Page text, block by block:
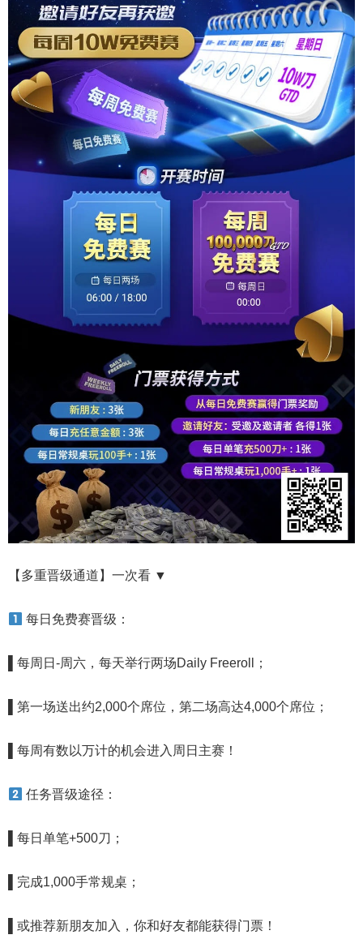
【多重晋级通道】一次看 ▼
每日免费赛晋级：
每周日-周六，每天举行两场Daily Freeroll；
第一场送出约2,000个席位，第二场高达4,000个席位 ；
每周有数以万计的机会进入周日主赛！
任务晋级途径：
每日单笔+500刀 ；
完成1,000手常规桌 ；
或推荐新朋友加入，你和好友都能获得门票！